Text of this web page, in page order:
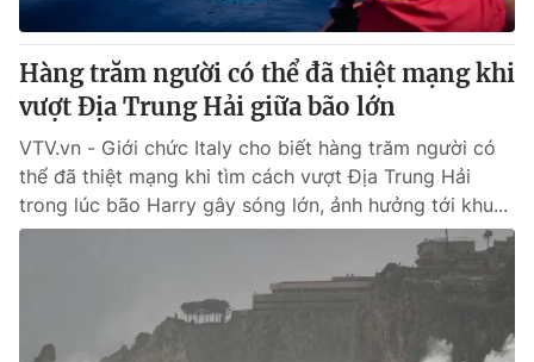
cấp ngày 29/12/2023
Tổng Biên tập:Vũ Thanh Thủy
Phó Tổng Biên tập:Nguyễn Thị Mỹ Hạnh, Phạm Quốc Thắng,
Nguyễn Trọng Ninh
Tổng đài VTV:
024.38 355 931 - 024.38 355 932
Ðiện thoại Thời báo VTV: 024.66 897 897
Email: toasoan@vtv.vn
Liên hệ quảng cáo:024-7300.7108
Hàng trăm người có thể đã thiệt mạng khi
vượt Địa Trung Hải giữa bão lớn
VTV.vn - Giới chức Italy cho biết hàng trăm người có
thể đã thiệt mạng khi tìm cách vượt Địa Trung Hải
trong lúc bão Harry gây sóng lớn, ảnh hưởng tới khu...